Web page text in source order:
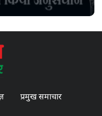
प्रमुख समाचार